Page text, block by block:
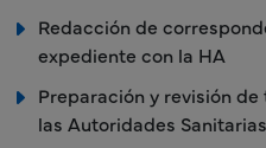
Redacción de
expediente con la HA
Preparación y revisión
las Autoridades